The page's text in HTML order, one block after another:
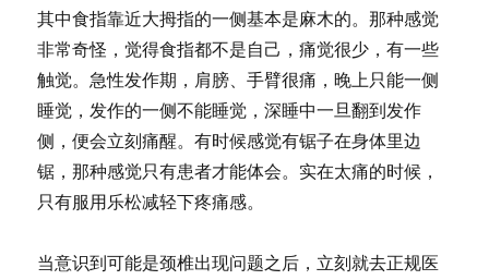
其中食指靠近大拇指的一侧基本是麻木的。那种感觉
非常奇怪，觉得食指都不是自己，痛觉很少，有一些
触觉。急性发作期，肩膀、手臂很痛，晚上只能一侧
睡觉，发作的一侧不能睡觉，深睡中一旦翻到发作
侧，便会立刻痛醒。有时候感觉有锯子在身体里边
锯，那种感觉只有患者才能体会。实在太痛的时候，
只有服用乐松减轻下疼痛感。
当意识到可能是颈椎出现问题之后，立刻就去正规医